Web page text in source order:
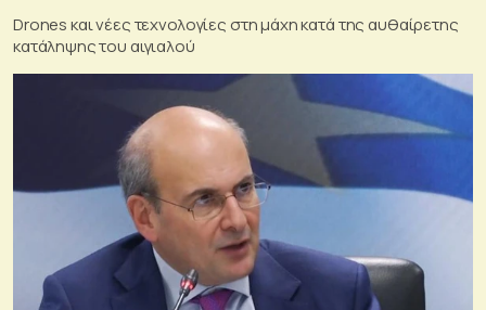
Drones και νέες τεχνολογίες στη μάχη κατά της αυθαίρετης
κατάληψης του αιγιαλού